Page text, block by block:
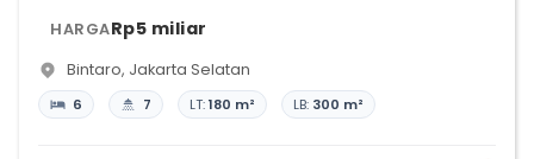
HARGARp5 miliar
Bintaro, Jakarta Selatan
6 7 LT:180 m² LB: 300 m²